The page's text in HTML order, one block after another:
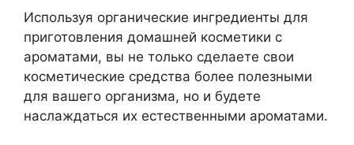
Используя органические ингредиенты для
приготовления домашней косметики с
ароматами, вы не только сделаете свои
косметические средства более полезными
для вашего организма, но и будете
наслаждаться их естественными ароматами.